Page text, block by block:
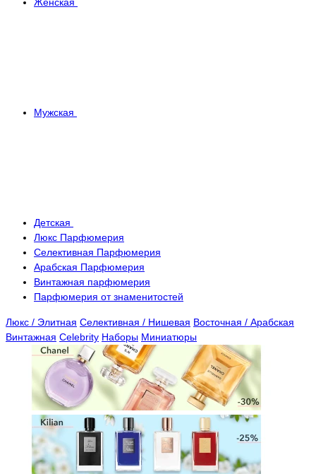
Женская
Мужская
Детская
Люкс Парфюмерия
Селективная Парфюмерия
Арабская Парфюмерия
Винтажная парфюмерия
Парфюмерия от знаменитостей
Люкс / Элитная Селективная / Нишевая Восточная / Арабская
Винтажная Celebrity Наборы Миниатюры